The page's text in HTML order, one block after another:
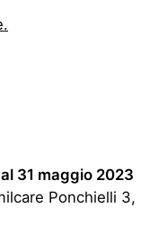
31 maggio 2023
Ponchielli 3,